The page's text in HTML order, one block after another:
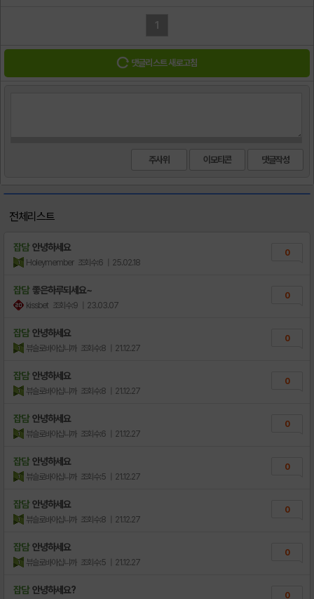
1
댓글리스트 새로고침
주사위 이모티콘
전체리스트
잡담 안녕하세요
Holeymember 조회수:6 | 25.02.18
0
잡담 좋은하루되세요~
kissbet 조회수:9 | 23.03.07
0
잡담 안녕하세요
뷰슬로바아십니까 조회수:8 | 21.12.27
0
잡담 안녕하세요
뷰슬로바아십니까 조회수:8 | 21.12.27
0
잡담 안녕하세요
뷰슬로바아십니까 조회수:6 | 21.12.27
0
잡담 안녕하세요
뷰슬로바아십니까 조회수:5 | 21.12.27
0
잡담 안녕하세요
뷰슬로바아십니까 조회수:8 | 21.12.27
0
잡담 안녕하세요
뷰슬로바아십니까 조회수:5 | 21.12.27
0
잡담 안녕하세요? 0